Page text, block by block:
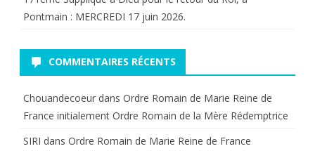
Pontmain : MERCREDI 17 juin 2026.
COMMENTAIRES RÉCENTS
Chouandecoeur dans Ordre Romain de Marie Reine de
France initialement Ordre Romain de la Mère Rédemptrice
SIRI dans Ordre Romain de Marie Reine de France